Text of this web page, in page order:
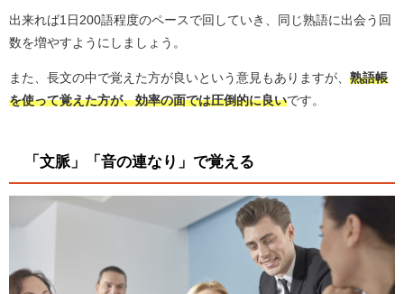
出来れば1日200語程度のペースで回していき、同じ熟語に出会う回
数を増やすようにしましょう。
また、長文の中で覚えた方が良いという意見もありますが、 熟語帳
を使って覚えた方が、効率の面では圧倒的に良いです。
「文脈」「音の連なり」で覚える